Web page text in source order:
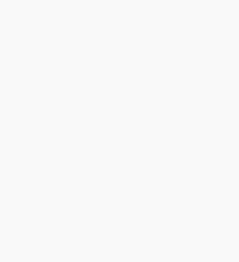
Önemli olan